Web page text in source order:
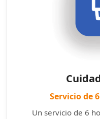
Servicio de
Un servicio de 6